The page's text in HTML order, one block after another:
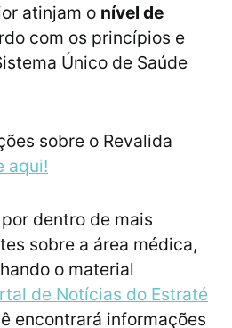
atinjam o nível de
com os princípios e
Único de Saúde
sobre o Revalida
aqui!
dentro de mais
sobre a área médica,
o material
de Notícias do Estraté
encontrará informações